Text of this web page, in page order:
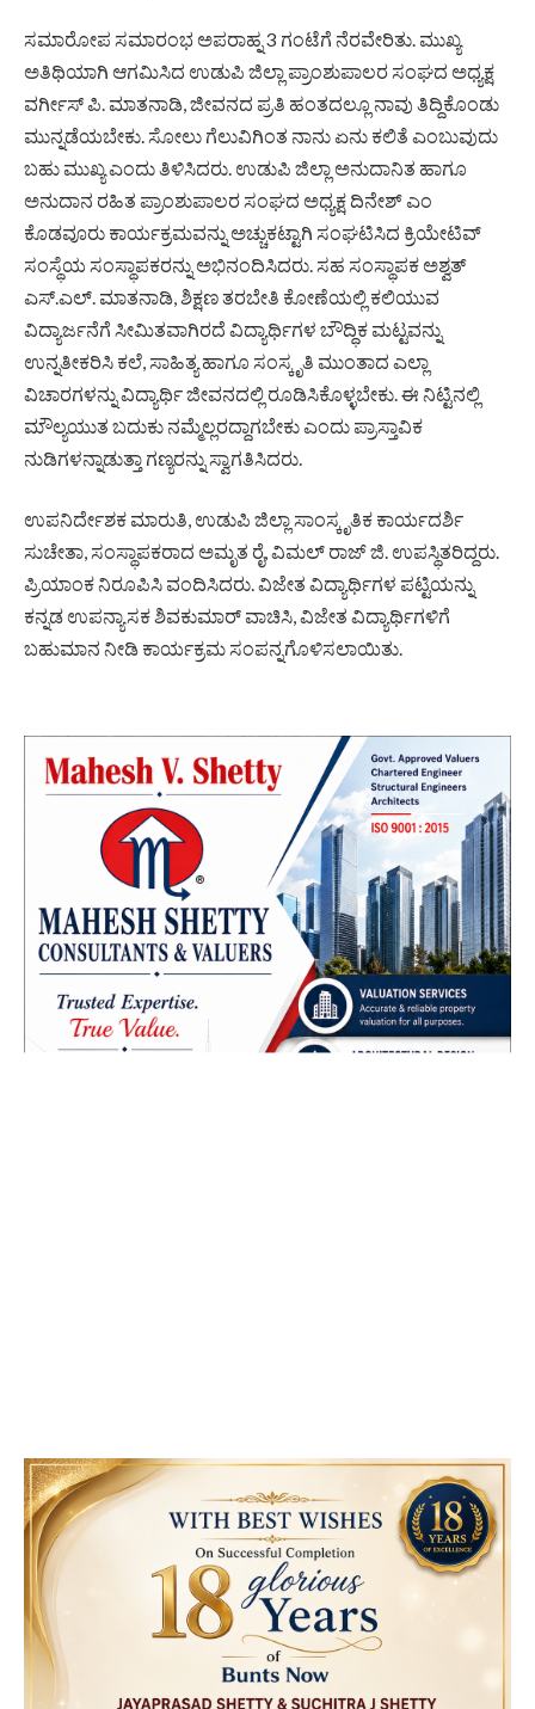
ಸಮಾರೋಪ ಸಮಾರಂಭ ಅಪರಾಹ್ನ 3 ಗಂಟೆಗೆ ನೆರವೇರಿತು. ಮುಖ್ಯ
ಅತಿಥಿಯಾಗಿ ಆಗಮಿಸಿದ ಉಡುಪಿ ಜಿಲ್ಲಾ ಪ್ರಾಂಶುಪಾಲರ ಸಂಘದ ಅಧ್ಯಕ್ಷ
ವರ್ಗೀಸ್ ಪಿ. ಮಾತನಾಡಿ, ಜೀವನದ ಪ್ರತಿ ಹಂತದಲ್ಲೂ ನಾವು ತಿದ್ದಿಕೊಂಡು
ಮುನ್ನಡೆಯಬೇಕು. ಸೋಲು ಗೆಲುವಿಗಿಂತ ನಾನು ಏನು ಕಲಿತೆ ಎಂಬುವುದು
ಬಹು ಮುಖ್ಯ ಎಂದು ತಿಳಿಸಿದರು. ಉಡುಪಿ ಜಿಲ್ಲಾ ಅನುದಾನಿತ ಹಾಗೂ
ಅನುದಾನ ರಹಿತ ಪ್ರಾಂಶುಪಾಲರ ಸಂಘದ ಅಧ್ಯಕ್ಷ ದಿನೇಶ್ ಎಂ
ಕೊಡವೂರು ಕಾರ್ಯಕ್ರಮವನ್ನು ಅಚ್ಚುಕಟ್ಟಾಗಿ ಸಂಘಟಿಸಿದ ಕ್ರಿಯೇಟಿವ್
ಸಂಸ್ಥೆಯ ಸಂಸ್ಥಾಪಕರನ್ನು ಅಭಿನಂದಿಸಿದರು. ಸಹ ಸಂಸ್ಥಾಪಕ ಅಶ್ವತ್
ಎಸ್.ಎಲ್. ಮಾತನಾಡಿ, ಶಿಕ್ಷಣ ತರಬೇತಿ ಕೋಣೆಯಲ್ಲಿ ಕಲಿಯುವ
ವಿದ್ಯಾರ್ಜನೆಗೆ ಸೀಮಿತವಾಗಿರದೆ ವಿದ್ಯಾರ್ಥಿಗಳ ಬೌದ್ಧಿಕ ಮಟ್ಟವನ್ನು
ಉನ್ನತೀಕರಿಸಿ ಕಲೆ, ಸಾಹಿತ್ಯ ಹಾಗೂ ಸಂಸ್ಕೃತಿ ಮುಂತಾದ ಎಲ್ಲಾ
ವಿಚಾರಗಳನ್ನು ವಿದ್ಯಾರ್ಥಿ ಜೀವನದಲ್ಲಿ ರೂಡಿಸಿಕೊಳ್ಳಬೇಕು. ಈ ನಿಟ್ಟಿನಲ್ಲಿ
ಮೌಲ್ಯಯುತ ಬದುಕು ನಮ್ಮೆಲ್ಲರದ್ದಾಗಬೇಕು ಎಂದು ಪ್ರಾಸ್ತಾವಿಕ
ನುಡಿಗಳನ್ನಾಡುತ್ತಾ ಗಣ್ಯರನ್ನು ಸ್ವಾಗತಿಸಿದರು.
ಉಪನಿರ್ದೇಶಕ ಮಾರುತಿ, ಉಡುಪಿ ಜಿಲ್ಲಾ ಸಾಂಸ್ಕೃತಿಕ ಕಾರ್ಯದರ್ಶಿ
ಸುಚೇತಾ, ಸಂಸ್ಥಾಪಕರಾದ ಅಮೃತ ರೈ, ವಿಮಲ್ ರಾಜ್ ಜಿ. ಉಪಸ್ಥಿತರಿದ್ದರು.
ಪ್ರಿಯಾಂಕ ನಿರೂಪಿಸಿ ವಂದಿಸಿದರು. ವಿಜೇತ ವಿದ್ಯಾರ್ಥಿಗಳ ಪಟ್ಟಿಯನ್ನು
ಕನ್ನಡ ಉಪನ್ಯಾಸಕ ಶಿವಕುಮಾರ್ ವಾಚಿಸಿ, ವಿಜೇತ ವಿದ್ಯಾರ್ಥಿಗಳಿಗೆ
ಬಹುಮಾನ ನೀಡಿ ಕಾರ್ಯಕ್ರಮ ಸಂಪನ್ನಗೊಳಿಸಲಾಯಿತು.